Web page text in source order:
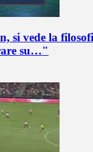
si vede la
su…"